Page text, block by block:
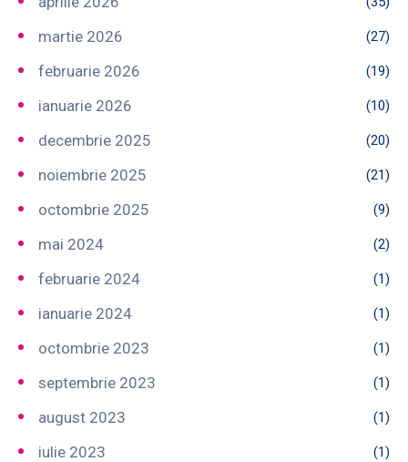
martie 2026 (27)
februarie 2026 (19)
ianuarie 2026 (10)
decembrie 2025 (20)
noiembrie 2025 (21)
octombrie 2025 (9)
mai 2024 (2)
februarie 2024 (1)
ianuarie 2024 (1)
octombrie 2023 (1)
septembrie 2023 (1)
august 2023 (1)
iulie 2023 (1)